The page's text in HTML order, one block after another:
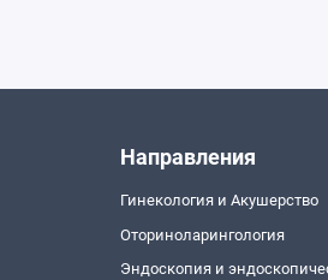
Направления
Гинекология и Акушерство
Оториноларингология
Эндоскопия и